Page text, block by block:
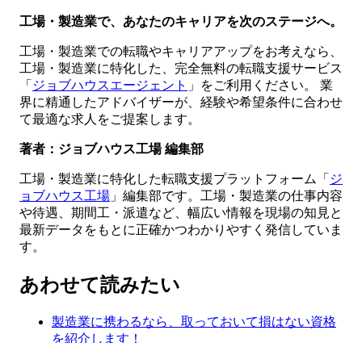
工場・製造業で、あなたのキャリアを次のステージへ。
工場・製造業での転職やキャリアアップをお考えなら、
工場・製造業に特化した、完全無料の転職支援サービス
「 ジョブハウスエージェント 」をご利用ください。 業
界に精通したアドバイザーが、経験や希望条件に合わせ
て最適な求人をご提案します。
著者：ジョブハウス工場 編集部
工場・製造業に特化した転職支援プラットフォーム「 ジ
ョブハウス工場 」編集部です。工場・製造業の仕事内容
や待遇、期間工・派遣など、幅広い情報を現場の知見と
最新データをもとに正確かつわかりやすく発信していま
す。
あわせて読みたい
製造業に携わるなら、取っておいて損はない資格
を紹介します！